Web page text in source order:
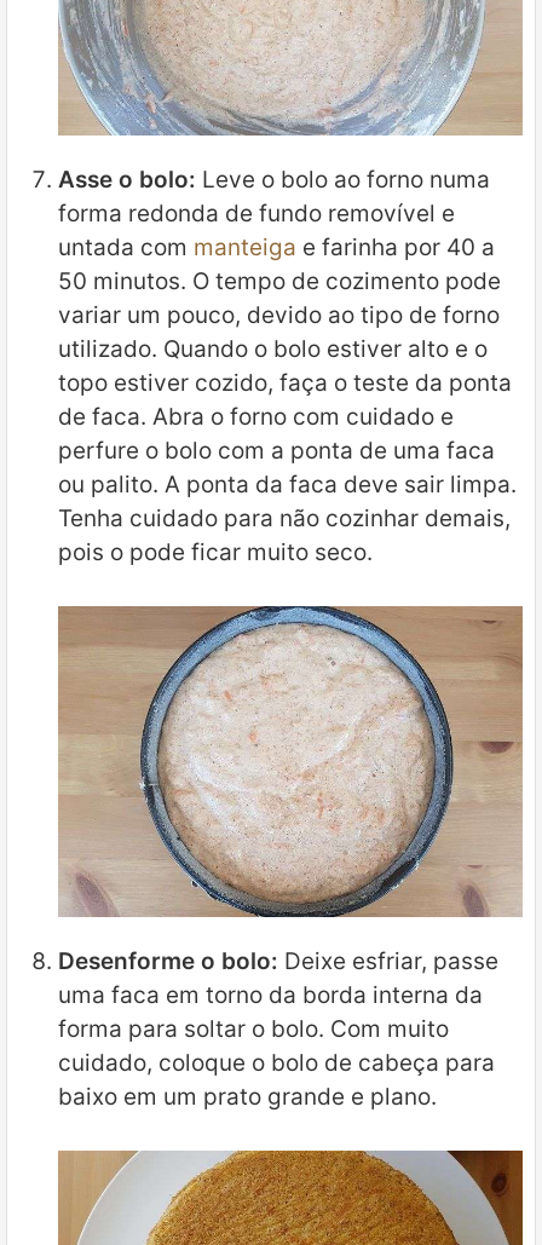
Asse o bolo: Leve o bolo ao forno numa
forma redonda de fundo removível e
untada com manteiga e farinha por 40 a
50 minutos. O tempo de cozimento pode
variar um pouco, devido ao tipo de forno
utilizado. Quando o bolo estiver alto e o
topo estiver cozido, faça o teste da ponta
de faca. Abra o forno com cuidado e
perfure o bolo com a ponta de uma faca
ou palito. A ponta da faca deve sair limpa.
Tenha cuidado para não cozinhar demais,
pois o pode ficar muito seco.
Desenforme o bolo: Deixe esfriar, passe
uma faca em torno da borda interna da
forma para soltar o bolo. Com muito
cuidado, coloque o bolo de cabeça para
baixo em um prato grande e plano.